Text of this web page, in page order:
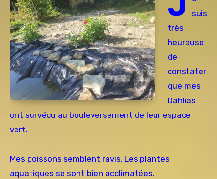
suis
très
heureuse
de
constater
que mes
Dahlias
ont survécu au bouleversement de leur espace
vert.
Mes poissons semblent ravis. Les plantes
aquatiques se sont bien acclimatées.